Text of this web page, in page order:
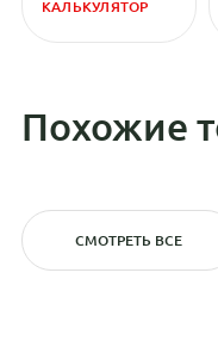
КАЛЬКУЛЯТОР
Похожие
СМОТРЕТЬ ВСЕ